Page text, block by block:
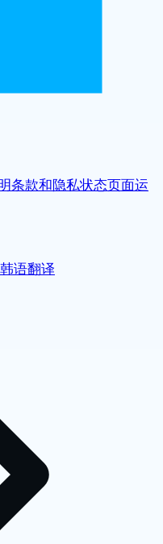
条款和隐私状态页面运
韩语翻译